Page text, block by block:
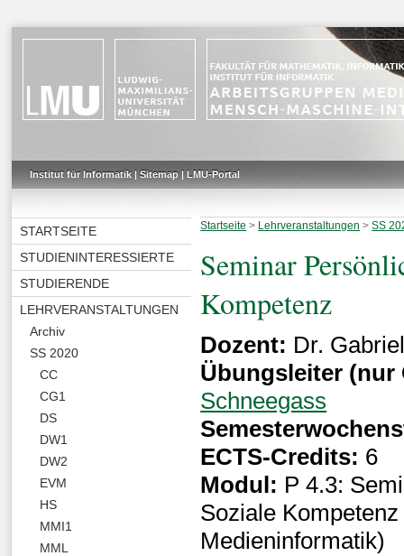
Institut für Informatik| Sitemap| LMU-Portal
STARTSEITE
STUDIENINTERESSIERTE
STUDIERENDE
LEHRVERANSTALTUNGEN
Archiv
SS 2020
CC
CG1
DS
DW1
DW2
EVM
HS
MMI1
MML
Startseite > Lehrveranstaltungen >SS
Seminar
Kompetenz
Dozent: Dr.
Übungsleiter (nur
Schneegass
ECTS-Credits: 6
Modul: P 4.3:
Soziale
Medieninformatik)